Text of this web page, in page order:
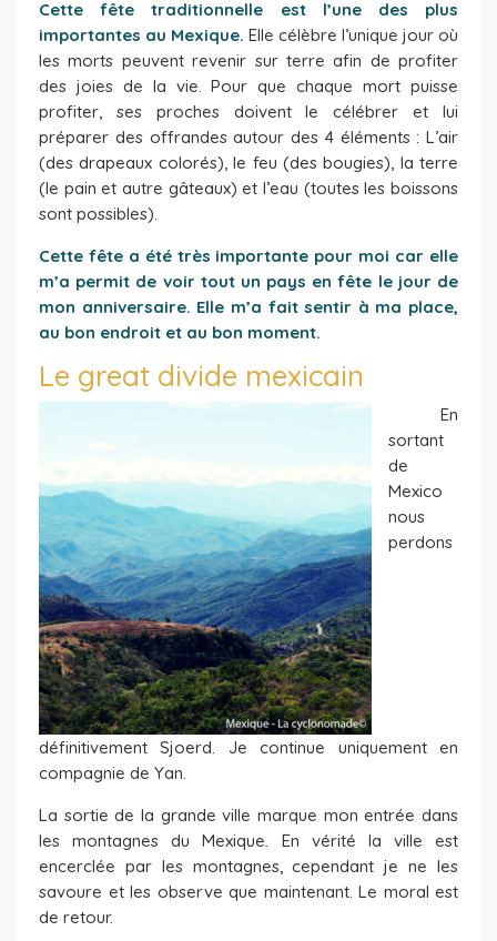
Cette fête traditionnelle est l’une des plus
importantes au Mexique. Elle célèbre l’unique jour où
les morts peuvent revenir sur terre afin de profiter
des joies de la vie. Pour que chaque mort puisse
profiter, ses proches doivent le célébrer et lui
préparer des offrandes autour des 4 éléments : L’air
(des drapeaux colorés), le feu (des bougies), la terre
(le pain et autre gâteaux) et l’eau (toutes les boissons
sont possibles).
Cette fête a été très importante pour moi car elle
m’a permit de voir tout un pays en fête le jour de
mon anniversaire. Elle m’a fait sentir à ma place,
au bon endroit et au bon moment.
Le great divide mexicain
En
sortant
de
Mexico
nous
perdons
définitivement Sjoerd. Je continue uniquement en
compagnie de Yan.
La sortie de la grande ville marque mon entrée dans
les montagnes du Mexique. En vérité la ville est
encerclée par les montagnes, cependant je ne les
savoure et les observe que maintenant. Le moral est
de retour.